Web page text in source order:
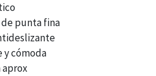
de punta fina
y cómoda
aprox